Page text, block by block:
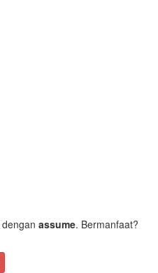
assume. Bermanfaat?